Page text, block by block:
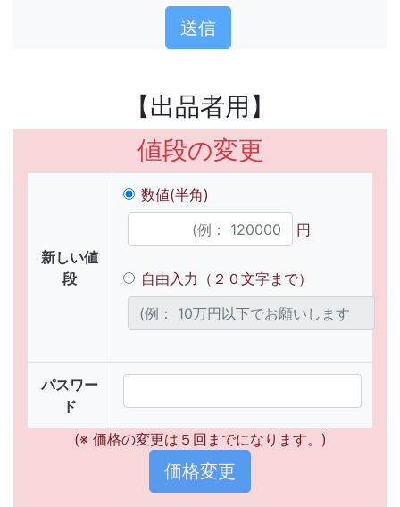
【出品者用】
値段の変更
新しい値
段
数値(半角)
円
自由入力（２０文字まで）
パスワー
ド
(※ 価格の変更は５回までになります。)